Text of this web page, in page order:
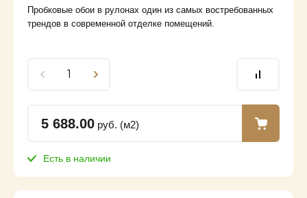
Пробковые обои в рулонах один из самых востребованных
трендов в современной отделке помещений.
5 688.00 руб. (м2)
Есть в наличии